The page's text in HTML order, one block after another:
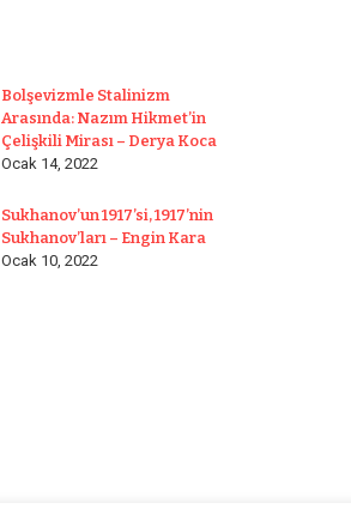
Bolşevizmle Stalinizm
Arasında: Nazım Hikmet’in
Çelişkili Mirası – Derya Koca
Ocak 14, 2022
Sukhanov’un 1917’si, 1917’nin
Sukhanov’ları – Engin Kara
Ocak 10, 2022